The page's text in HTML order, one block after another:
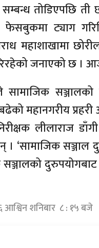
तोडिएपछि
ट्याग
महाशाखामा
जनाएको छ ।
महानगरीय
लीलाराज
। ‘सामाजिक
आश्विन शनिबार ८ : १५ बजे